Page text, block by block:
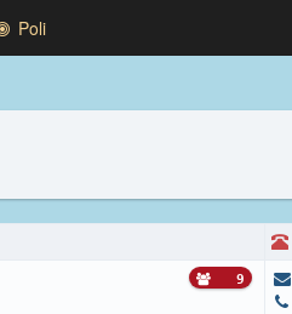
Poli
9